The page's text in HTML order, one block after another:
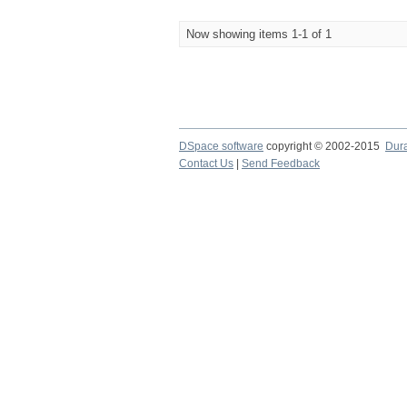
Now showing items 1-1 of 1
DSpace software copyright © 2002-2015
Contact Us
Send Feedback